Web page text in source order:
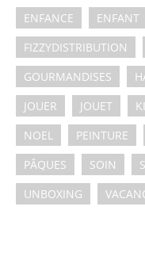
ENFANCE
ENFANT
FIZZYDISTRIBUTION
GOURMANDISES
JOUER
JOUET
NOEL
PEINTURE
PÂQUES
SOIN
UNBOXING